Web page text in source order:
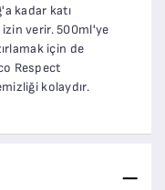
kadar katı
verir. 500ml'ye
için de
Respect
kolaydır.